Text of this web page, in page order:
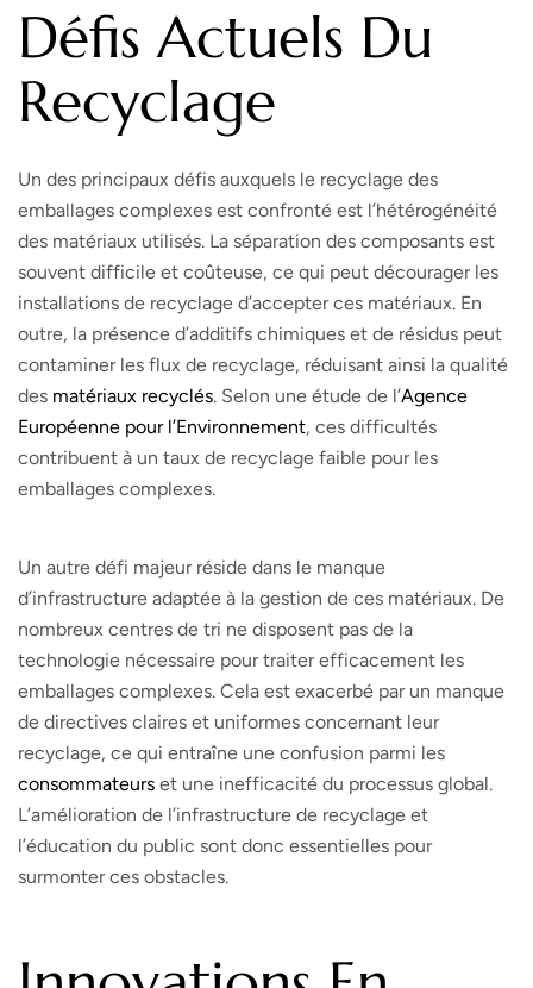
Défis Actuels Du
Recyclage
Un des principaux défis auxquels le recyclage des
emballages complexes est confronté est l’hétérogénéité
des matériaux utilisés. La séparation des composants est
souvent difficile et coûteuse, ce qui peut décourager les
installations de recyclage d’accepter ces matériaux. En
outre, la présence d’additifs chimiques et de résidus peut
contaminer les flux de recyclage, réduisant ainsi la qualité
des matériaux recyclés. Selon une étude de l’Agence
Européenne pour l’Environnement, ces difficultés
contribuent à un taux de recyclage faible pour les
emballages complexes.
Un autre défi majeur réside dans le manque
d’infrastructure adaptée à la gestion de ces matériaux. De
nombreux centres de tri ne disposent pas de la
technologie nécessaire pour traiter efficacement les
emballages complexes. Cela est exacerbé par un manque
de directives claires et uniformes concernant leur
recyclage, ce qui entraîne une confusion parmi les
consommateurs et une inefficacité du processus global.
L’amélioration de l’infrastructure de recyclage et
l’éducation du public sont donc essentielles pour
surmonter ces obstacles.